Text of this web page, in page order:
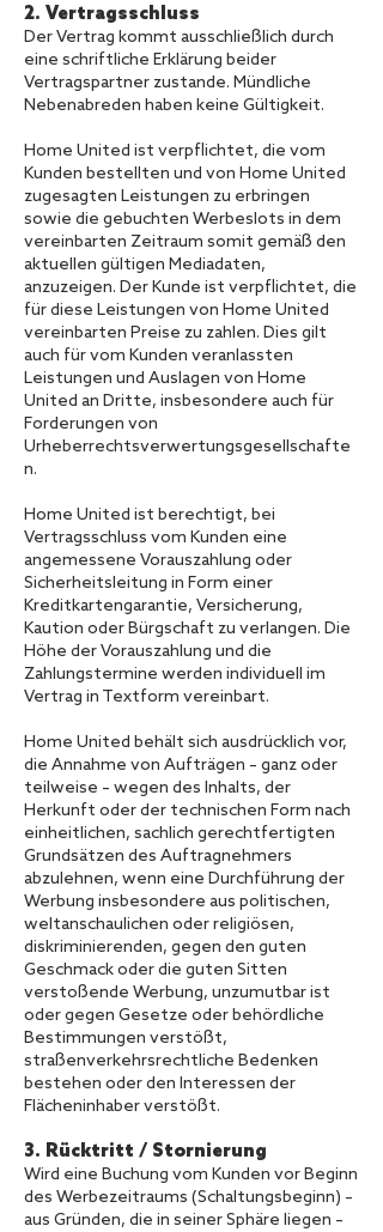
2. Vertragsschluss
Der Vertrag kommt ausschließlich durch
eine schriftliche Erklärung beider
Vertragspartner zustande. Mündliche
Nebenabreden haben keine Gültigkeit.
Home United ist verpflichtet, die vom
Kunden bestellten und von Home United
zugesagten Leistungen zu erbringen
sowie die gebuchten Werbeslots in dem
vereinbarten Zeitraum somit gemäß den
aktuellen gültigen Mediadaten,
anzuzeigen. Der Kunde ist verpflichtet, die
für diese Leistungen von Home United
vereinbarten Preise zu zahlen. Dies gilt
auch für vom Kunden veranlassten
Leistungen und Auslagen von Home
United an Dritte, insbesondere auch für
Forderungen von
Urheberrechtsverwertungsgesellschafte
n.
Home United ist berechtigt, bei
Vertragsschluss vom Kunden eine
angemessene Vorauszahlung oder
Sicherheitsleitung in Form einer
Kreditkartengarantie, Versicherung,
Kaution oder Bürgschaft zu verlangen. Die
Höhe der Vorauszahlung und die
Zahlungstermine werden individuell im
Vertrag in Textform vereinbart.
Home United behält sich ausdrücklich vor,
die Annahme von Aufträgen – ganz oder
teilweise – wegen des Inhalts, der
Herkunft oder der technischen Form nach
einheitlichen, sachlich gerechtfertigten
Grundsätzen des Auftragnehmers
abzulehnen, wenn eine Durchführung der
Werbung insbesondere aus politischen,
weltanschaulichen oder religiösen,
diskriminierenden, gegen den guten
Geschmack oder die guten Sitten
verstoßende Werbung, unzumutbar ist
oder gegen Gesetze oder behördliche
Bestimmungen verstößt,
straßenverkehrsrechtliche Bedenken
bestehen oder den Interessen der
Flächeninhaber verstößt.
3. Rücktritt / Stornierung
Wird eine Buchung vom Kunden vor Beginn
des Werbezeitraums (Schaltungsbeginn) –
aus Gründen, die in seiner Sphäre liegen –